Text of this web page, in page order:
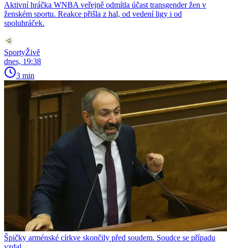
Aktivní hráčka WNBA veřejně odmítla účast transgender žen v
ženském sportu. Reakce přišla z hal, od vedení ligy i od
spoluhráček.
SportyŽivě
dnes, 19:38
3 min
Špičky arménské církve skončily před soudem. Soudce se případu